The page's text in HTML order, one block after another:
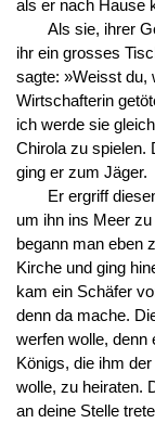
als er nach Hause
Als sie, ihrer
ihr ein grosses
sagte: »Weisst du,
Wirtschafterin
ich werde sie
Chirola zu spielen.
ging er zum Jäger.
Er ergriff
um ihn ins Meer
begann man eben
Kirche und ging
kam ein Schäfer
denn da mache.
werfen wolle, denn
Königs, die ihm
wolle, zu heiraten.
an deine Stelle